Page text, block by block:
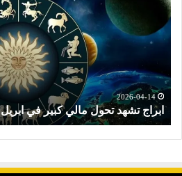
ر
ا
ج
ه
ح
و
م
2026-04-14
ابراج تشهد تحول مالي كبير في ابريل